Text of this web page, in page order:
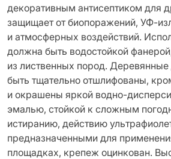
декоративным антисептиком для
защищает от биопоражений, УФ-
и атмосферных воздействий.
должна быть водостойкой
из лиственных пород.
быть тщательно отшлифованы,
и окрашены яркой водно-
эмалью, стойкой к сложным
истиранию, действию
предназначенными для
площадках, крепеж оцинкован.